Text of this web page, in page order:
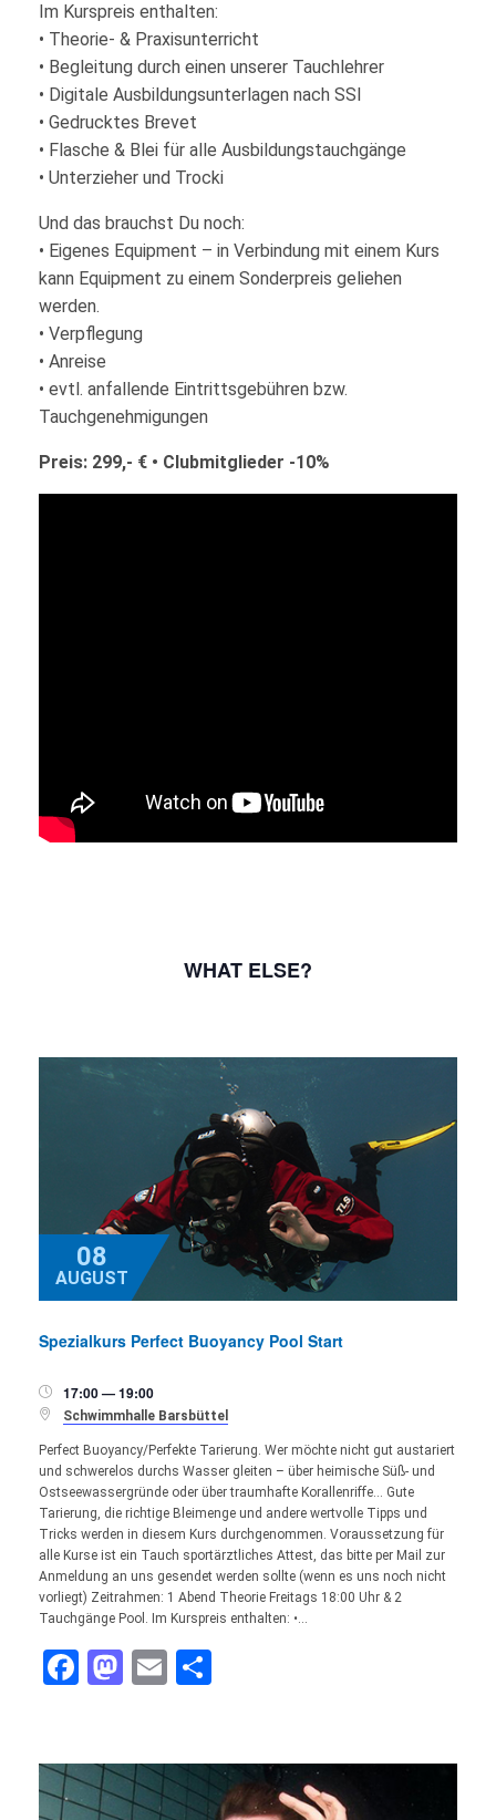
Im Kurspreis enthalten:
• Theorie- & Praxisunterricht
• Begleitung durch einen unserer Tauchlehrer
• Digitale Ausbildungsunterlagen nach SSI
• Gedrucktes Brevet
• Flasche & Blei für alle Ausbildungstauchgänge
• Unterzieher und Trocki
Und das brauchst Du noch:
• Eigenes Equipment – in Verbindung mit einem Kurs
kann Equipment zu einem Sonderpreis geliehen
werden.
• Verpflegung
• Anreise
• evtl. anfallende Eintrittsgebühren bzw.
Tauchgenehmigungen
Preis: 299,- € • Clubmitglieder -10%
WHAT ELSE?
08
AUGUST
Spezialkurs Perfect Buoyancy Pool Start
 17:00 — 19:00
 Schwimmhalle Barsbüttel
Perfect Buoyancy/Perfekte Tarierung. Wer möchte nicht gut austariert
und schwerelos durchs Wasser gleiten – über heimische Süß- und
Ostseewassergründe oder über traumhafte Korallenriffe… Gute
Tarierung, die richtige Bleimenge und andere wertvolle Tipps und
Tricks werden in diesem Kurs durchgenommen. Voraussetzung für
alle Kurse ist ein Tauch sportärztliches Attest, das bitte per Mail zur
Anmeldung an uns gesendet werden sollte (wenn es uns noch nicht
vorliegt) Zeitrahmen: 1 Abend Theorie Freitags 18:00 Uhr & 2
Tauchgänge Pool. Im Kurspreis enthalten: •…
Facebook
Mastodon
Email